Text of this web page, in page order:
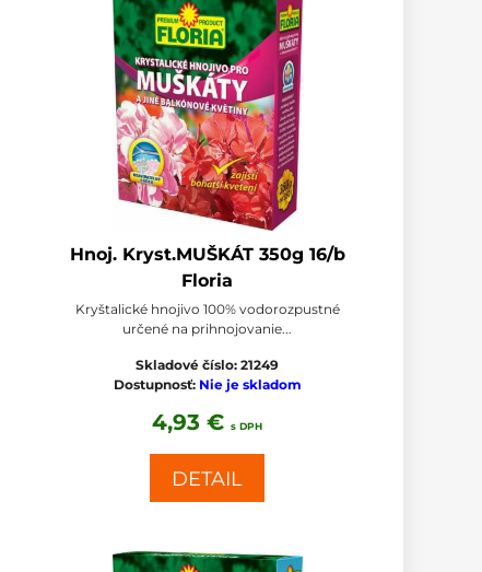
Hnoj. Kryst.MUŠKÁT 350g 16/b
Floria
Kryštalické hnojivo 100% vodorozpustné
určené na prihnojovanie...
Skladové číslo:21249
Dostupnosť: Nie je skladom
4,93 €s DPH
DETAIL